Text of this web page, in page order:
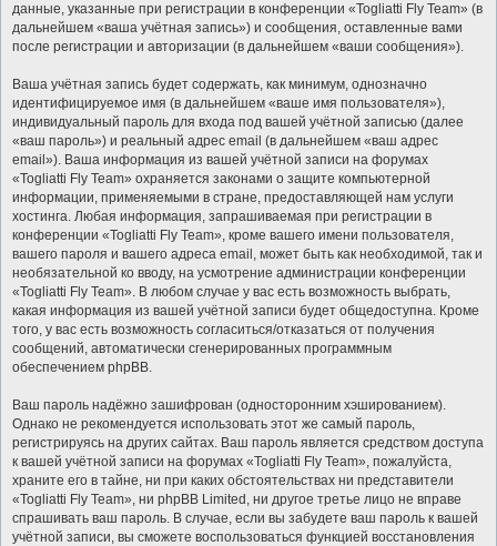
данные, указанные при регистрации в конференции «Togliatti Fly Team» (в
дальнейшем «ваша учётная запись») и сообщения, оставленные вами
после регистрации и авторизации (в дальнейшем «ваши сообщения»).
Ваша учётная запись будет содержать, как минимум, однозначно
идентифицируемое имя (в дальнейшем «ваше имя пользователя»),
индивидуальный пароль для входа под вашей учётной записью (далее
«ваш пароль») и реальный адрес email (в дальнейшем «ваш адрес
email»). Ваша информация из вашей учётной записи на форумах
«Togliatti Fly Team» охраняется законами о защите компьютерной
информации, применяемыми в стране, предоставляющей нам услуги
хостинга. Любая информация, запрашиваемая при регистрации в
конференции «Togliatti Fly Team», кроме вашего имени пользователя,
вашего пароля и вашего адреса email, может быть как необходимой, так и
необязательной ко вводу, на усмотрение администрации конференции
«Togliatti Fly Team». В любом случае у вас есть возможность выбрать,
какая информация из вашей учётной записи будет общедоступна. Кроме
того, у вас есть возможность согласиться/отказаться от получения
сообщений, автоматически сгенерированных программным
обеспечением phpBB.
Ваш пароль надёжно зашифрован (односторонним хэшированием).
Однако не рекомендуется использовать этот же самый пароль,
регистрируясь на других сайтах. Ваш пароль является средством доступа
к вашей учётной записи на форумах «Togliatti Fly Team», пожалуйста,
храните его в тайне, ни при каких обстоятельствах ни представители
«Togliatti Fly Team», ни phpBB Limited, ни другое третье лицо не вправе
спрашивать ваш пароль. В случае, если вы забудете ваш пароль к вашей
учётной записи, вы сможете воспользоваться функцией восстановления